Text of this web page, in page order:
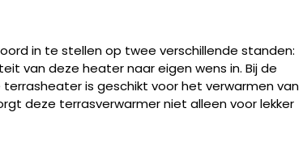
in te stellen op twee verschillende standen:
van deze heater naar eigen wens in. Bij de
is geschikt voor het verwarmen van
deze terrasverwarmer niet alleen voor lekker